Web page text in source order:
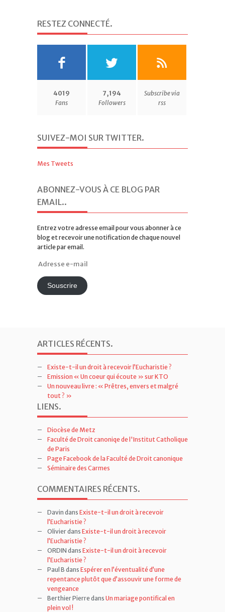
RESTEZ CONNECTÉ.
4019
Fans
7,194
Followers
Subscribe via
rss
SUIVEZ-MOI SUR TWITTER.
Mes Tweets
ABONNEZ-VOUS À CE BLOG PAR
EMAIL..
Entrez votre adresse email pour vous abonner à ce
blog et recevoir une notification de chaque nouvel
article par email.
Adresse
mailSouscrire
ARTICLES RÉCENTS.
Existe-t-il un droit à recevoir l’Eucharistie ?
Emission « Un coeur qui écoute » sur KTO
Un nouveau livre : « Prêtres, envers et malgré
tout ? »
LIENS.
Diocèse de Metz
Faculté de Droit canoniqe de l'Institut Catholique
de Paris
Page Facebook de la Faculté de Droit canonique
Séminaire des Carmes
COMMENTAIRES RÉCENTS.
Davin dans Existe-t-il un droit à recevoir
l’Eucharistie ?
Olivierdans Existe-t-il un droit à recevoir
l’Eucharistie ?
ORDIN dans Existe-t-il un droit à recevoir
l’Eucharistie ?
Paul B dans Espérer en l’éventualité d’une
repentance plutôt que d’assouvir une forme de
vengeance
Berthier Pierredans Un mariage pontifical en
plein vol !